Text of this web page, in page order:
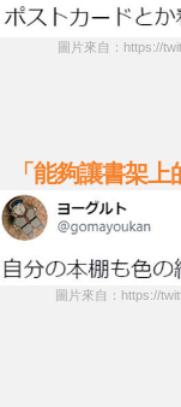
圖片來自：https://
「能夠讓書架上
圖片來自：https://